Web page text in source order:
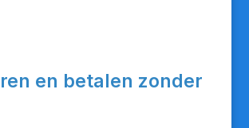
en betalen zonder